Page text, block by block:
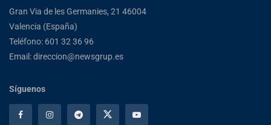
Gran Via de les Germanies, 21 46004
Valencia (España)
Teléfono: 601 32 36 96
Email: direccion@newsgrup.es
Síguenos